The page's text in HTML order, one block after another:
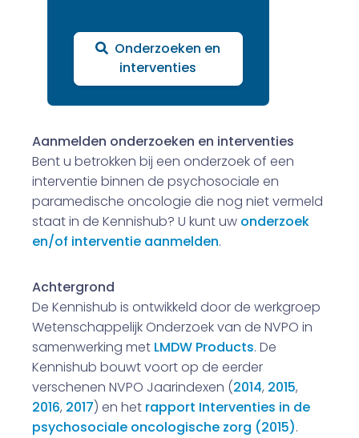
Onderzoeken en
interventies
Aanmelden onderzoeken en interventies
Bent u betrokken bij een onderzoek of een
interventie binnen de psychosociale en
paramedische oncologie die nog niet vermeld
staat in de Kennishub? U kunt uw onderzoek
en/of interventie aanmelden.
Achtergrond
De Kennishub is ontwikkeld door de werkgroep
Wetenschappelijk Onderzoek van de NVPO in
samenwerking met LMDW Products. De
Kennishub bouwt voort op de eerder
verschenen NVPO Jaarindexen (2014, 2015,
2016, 2017) en het rapport Interventies in de
psychosociale oncologische zorg (2015).